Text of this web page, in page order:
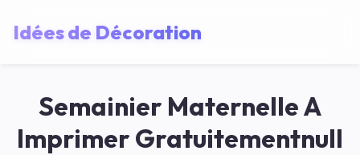
Idées de Décoration
Semainier Maternelle A
Imprimer Gratuitementnull